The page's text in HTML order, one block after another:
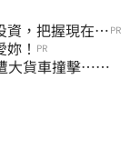
資，把握現在不 PR
！ PR
大貨車撞擊…下